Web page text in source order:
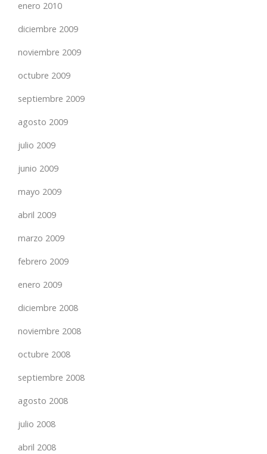
enero 2010
diciembre 2009
noviembre 2009
octubre 2009
septiembre 2009
agosto 2009
julio 2009
junio 2009
mayo 2009
abril 2009
marzo 2009
febrero 2009
enero 2009
diciembre 2008
noviembre 2008
octubre 2008
septiembre 2008
agosto 2008
julio 2008
abril 2008